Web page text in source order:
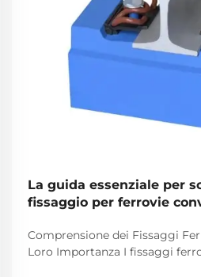
La guida essenziale per
fissaggio per ferrovie
Comprensione dei Fissaggi
Loro Importanza I fissaggi